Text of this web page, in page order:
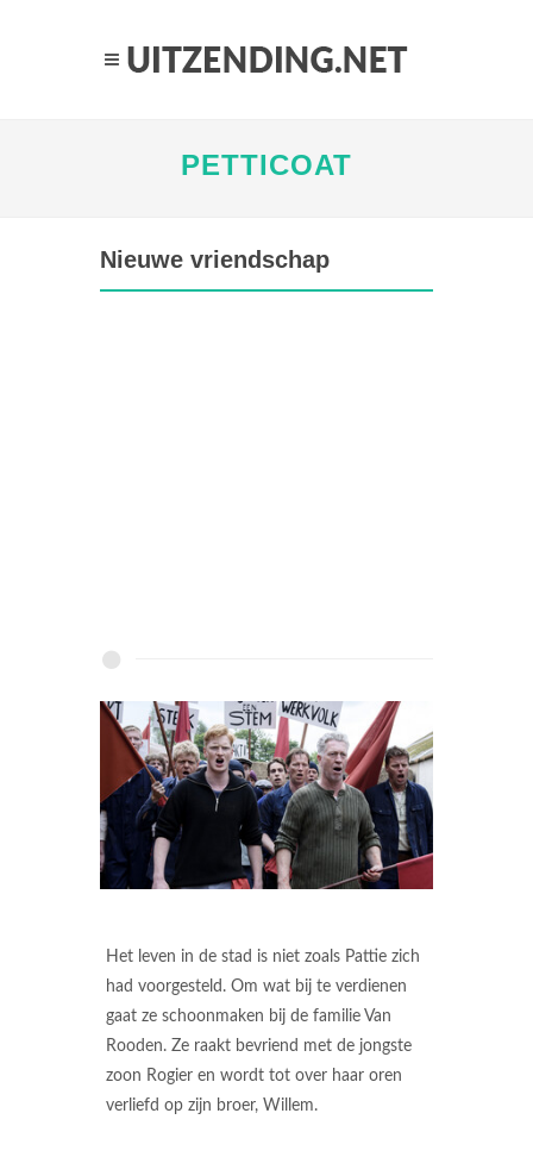
PETTICOAT
Nieuwe vriendschap
Het leven in de stad is niet zoals Pattie zich
had voorgesteld. Om wat bij te verdienen
gaat ze schoonmaken bij de familie Van
Rooden. Ze raakt bevriend met de jongste
zoon Rogier en wordt tot over haar oren
verliefd op zijn broer, Willem.